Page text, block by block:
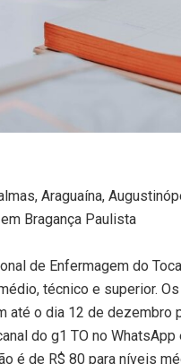
Araguaína,
Bragança Paulista
de Enfermagem do
técnico e superior.
até o dia 12 de dezembro
do g1 TO no
é de R$ 80 para níveis